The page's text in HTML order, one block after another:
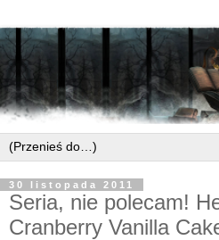
30 listopada 2011
Seria, nie polecam!
Cranberry Vanilla